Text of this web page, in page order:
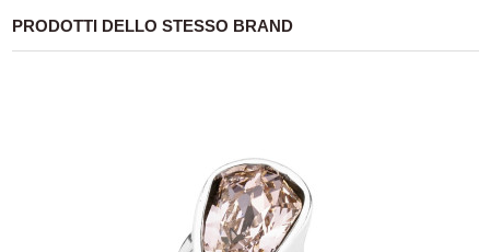
PRODOTTI DELLO STESSO BRAND